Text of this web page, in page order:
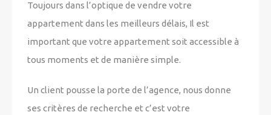
Toujours dans l’optique de vendre votre
appartement dans les meilleurs délais, Il est
important que votre appartement soit accessible à
tous moments et de manière simple.
Un client pousse la porte de l’agence, nous donne
ses critères de recherche et c’est votre